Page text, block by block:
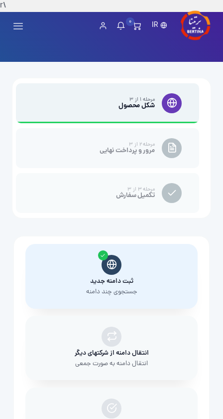
\r
IR
0
مرحله ۱ از ۳
شکل محصول
مرحله ۲ از ۳
مرور و پرداخت نهایی
مرحله ۳ از ۳
تکمیل سفارش
ثبت دامنه جدید
جستجوی چند دامنه
انتقال دامنه از شرکتهای دیگر
انتقال دامنه به صورت جمعی